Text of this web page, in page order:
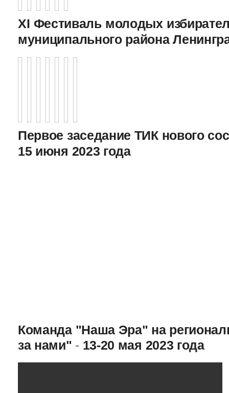
XI Фестиваль молодых
муниципального района
Первое заседание ТИК нового
15 июня 2023 года
Команда "Наша Эра" на
за нами" - 13-20 мая 2023 года